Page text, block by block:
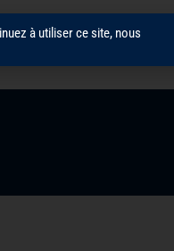
CITÉSLAB
à utiliser ce site, nous